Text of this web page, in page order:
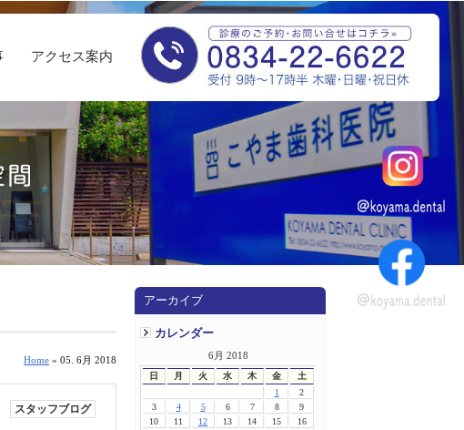
アクセス案内
アーカイブ
カレンダー
6月 2018
日 月 火 水 木 金 土
1
2
3
4 5 6 7 8
9
10
11 12 13 14 15
16
Home » 05. 6月 2018
スタッフブログ